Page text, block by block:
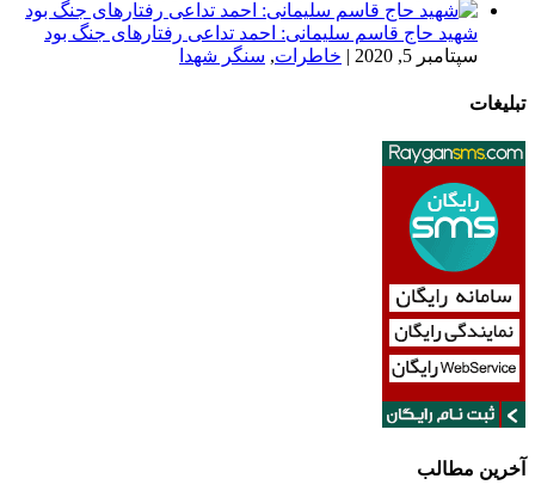
شهید حاج قاسم سلیمانی: احمد تداعی رفتارهای جنگ بود
سپتامبر 5, 2020
| خاطرات, سنگر شهدا
تبلیغات
آخرین مطالب